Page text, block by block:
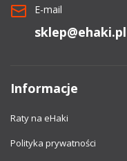
E-mail
sklep@ehaki.pl
Informacje
Raty na eHaki
Polityka prywatności